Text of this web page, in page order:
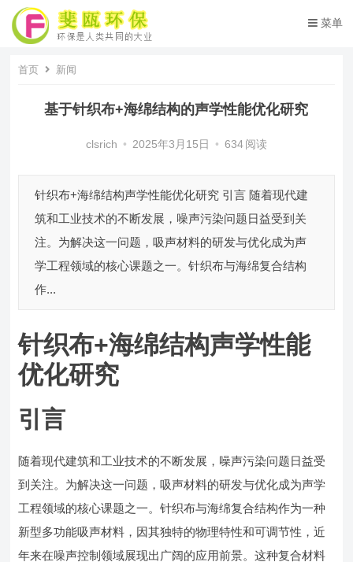
菜单
首页 新闻
基于针织布+海绵结构的声学性能优化研究
clsrich • 2025年3月15日 • 634 阅读
针织布+海绵结构声学性能优化研究 引言 随着现代建
筑和工业技术的不断发展，噪声污染问题日益受到关
注。为解决这一问题，吸声材料的研发与优化成为声
学工程领域的核心课题之一。针织布与海绵复合结构
作...
针织布+海绵结构声学性能
优化研究
引言
随着现代建筑和工业技术的不断发展，噪声污染问题日益受
到关注。为解决这一问题，吸声材料的研发与优化成为声学
工程领域的核心课题之一。针织布与海绵复合结构作为一种
新型多功能吸声材料，因其独特的物理特性和可调节性，近
年来在噪声控制领域展现出广阔的应用前景。这种复合材料